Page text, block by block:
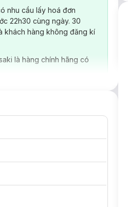
nhu cầu lấy hoá đơn
22h30 cùng ngày. 30
khách hàng không đăng kí
là hàng chính hãng có